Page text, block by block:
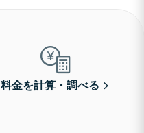
料金を計算・調べる